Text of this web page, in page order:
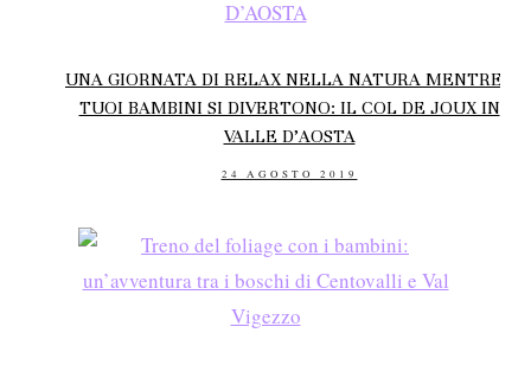
UNA GIORNATA DI RELAX NELLA NATURA MENTRE I
TUOI BAMBINI SI DIVERTONO: IL COL DE JOUX IN
VALLE D’AOSTA
POSTED
24 AGOSTO 2019